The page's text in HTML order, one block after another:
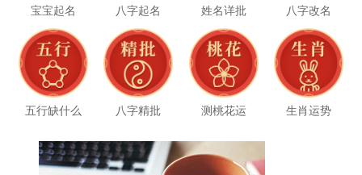
宝宝起名 八字起名 姓名详批 八字改名
五行缺什么 八字精批 测桃花运 生肖运势